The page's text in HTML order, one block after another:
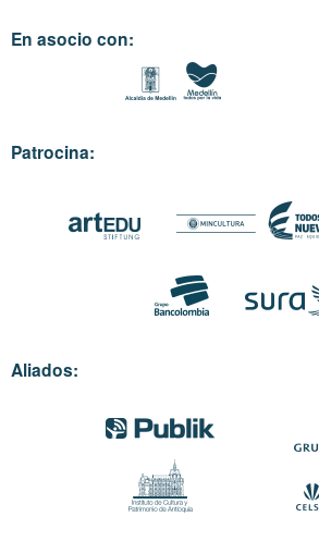
En asocio con:
Patrocina:
Aliados: